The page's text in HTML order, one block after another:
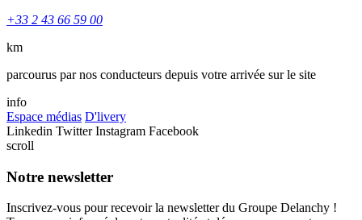
+33 2 43 66 59 00
km
parcourus par nos conducteurs depuis votre arrivée sur le site
info
Espace médias D'livery
Linkedin Twitter Instagram Facebook
scroll
Notre newsletter
Inscrivez-vous pour recevoir la newsletter du Groupe Delanchy !